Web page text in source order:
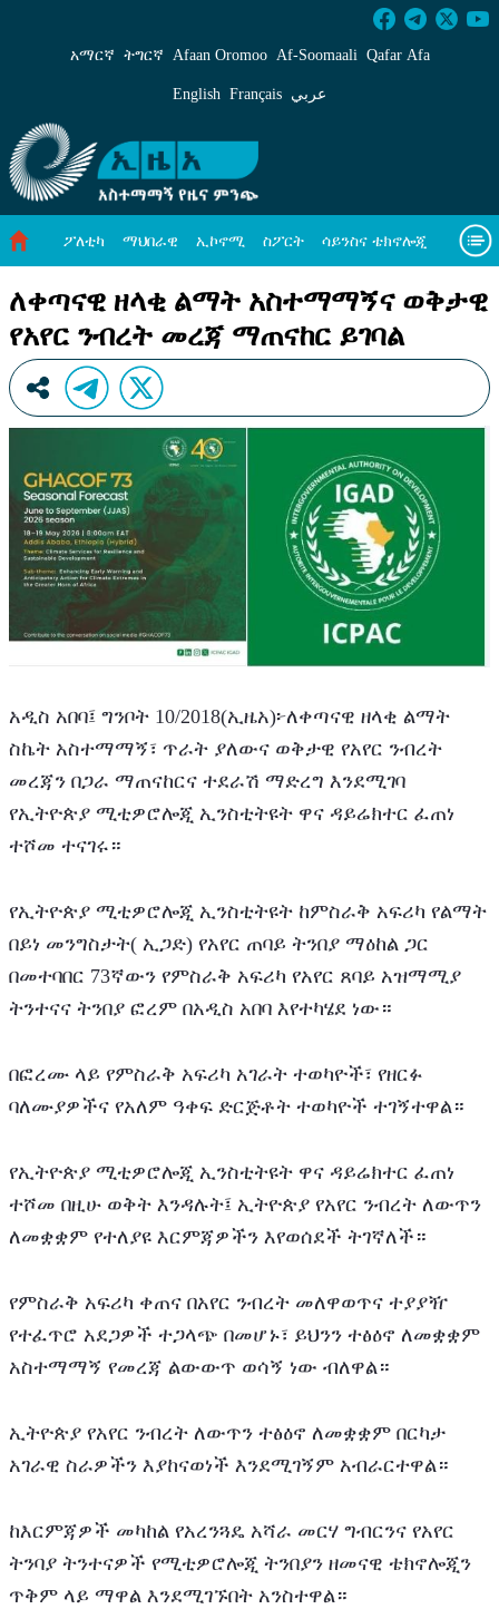
ለቀጣናዊ ዘላቂ ልማት አስተማማኝና ወቅታዊ የአየር
አማርኛ ትግርኛ Afaan Oromoo Af‑Soomaali Qafar Afa
English Français عربي
ፖለቲካ ማህበራዊ ኢኮኖሚ ስፖርት ሳይንስና ቴክኖሎጂ
ቪዲዮዎች
መጽሔት ስለ እኛ
ለቀጣናዊ ዘላቂ ልማት አስተማማኝና ወቅታዊ
የአየር ንብረት መረጃ ማጠናከር ይገባል
አዲስ አበባ፤ ግንቦት 10/2018(ኢዜአ)፦ለቀጣናዊ ዘላቂ ልማት
ስኬት አስተማማኝ፣ ጥራት ያለውና ወቅታዊ የአየር ንብረት
መረጃን በጋራ ማጠናከርና ተደራሽ ማድረግ እንደሚገባ
የኢትዮጵያ ሚቲዎሮሎጂ ኢንስቲትዩት ዋና ዳይሬክተር ፈጠነ
ተሾመ ተናገሩ።
የኢትዮጵያ ሚቲዎሮሎጂ ኢንስቲትዩት ከምስራቅ አፍሪካ የልማት
በይነ መንግስታት( ኢጋድ) የአየር ጠባይ ትንበያ ማዕከል ጋር
በመተባበር 73ኛውን የምስራቅ አፍሪካ የአየር ጸባይ አዝማሚያ
ትንተናና ትንበያ ፎረም በአዲስ አበባ እየተካሄደ ነው።
በፎረሙ ላይ የምስራቅ አፍሪካ አገራት ተወካዮች፣ የዘርፉ
ባለሙያዎችና የአለም ዓቀፍ ድርጅቶት ተወካዮች ተገኝተዋል።
የኢትዮጵያ ሚቲዎሮሎጂ ኢንስቲትዩት ዋና ዳይሬክተር ፈጠነ
ተሾመ በዚሁ ወቅት እንዳሉት፤ ኢትዮጵያ የአየር ንብረት ለውጥን
ለመቋቋም የተለያዩ እርምጃዎችን እየወሰደች ትገኛለች።
የምስራቅ አፍሪካ ቀጠና በአየር ንብረት መለዋወጥና ተያያዥ
የተፈጥሮ አደጋዎች ተጋላጭ በመሆኑ፣ ይህንን ተፅዕኖ ለመቋቋም
አስተማማኝ የመረጃ ልውውጥ ወሳኝ ነው ብለዋል።
ኢትዮጵያ የአየር ንብረት ለውጥን ተፅዕኖ ለመቋቋም በርካታ
አገራዊ ስራዎችን እያከናወነች እንደሚገኝም አብራርተዋል።
ከእርምጃዎች መካከል የአረንጓዴ አሻራ መርሃ ግብርንና የአየር
ትንባያ ትንተናዎች የሚቲዎሮሎጂ ትንበያን ዘመናዊ ቴክኖሎጂን
ጥቅም ላይ ማዋል እንደሚገኙበት አንስተዋል።